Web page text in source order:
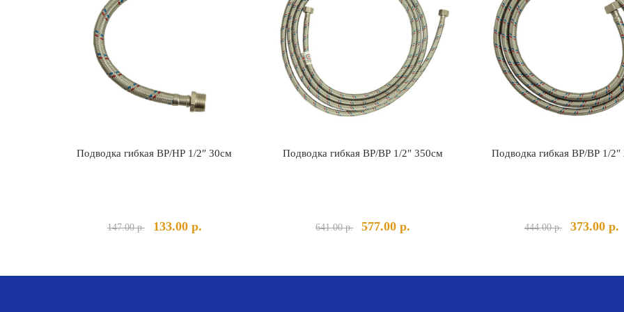
Подводка гибкая ВР/НР 1/2″ 30см
147.00р.
Первоначальная
147.00 р..
133.00 р.
Подводка гибкая ВР/ВР 1/2″ 350см
641.00р.
Первоначальная
641.00 р..
577.00р.
Подводка гибкая ВР/ВР 1/2″
444.00р.
444.00 р..
373.00р.